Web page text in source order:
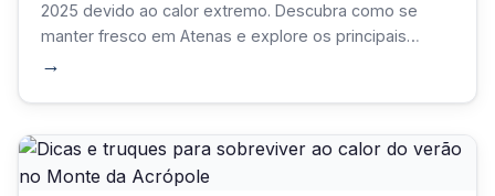
2025 devido ao calor extremo. Descubra como se
manter fresco em Atenas e explore os principais
→